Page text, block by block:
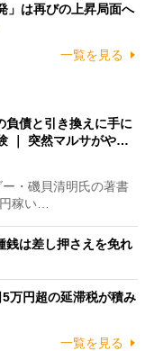
」は再びの上昇局面へ
一覧を見る
負債と引き換えに手に
｜ 突然マルサがや…
・磯貝清明氏の著書
稼い…
銭は差し押さえを免れ
万円超の延滞税が積み
一覧を見る